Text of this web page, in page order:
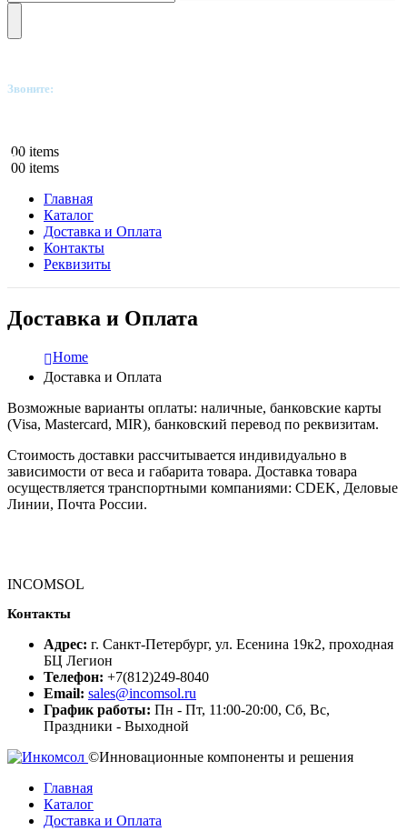
Звоните:
00 items
00 items
Главная
Каталог
Доставка и Оплата
Контакты
Реквизиты
Доставка и Оплата
Home
Доставка и Оплата
Возможные варианты оплаты: наличные, банковские карты
(Visa, Mastercard, MIR), банковский перевод по реквизитам.
Стоимость доставки рассчитывается индивидуально в
зависимости от веса и габарита товара. Доставка товара
осуществляется транспортными компаниями: CDEK, Деловые
Линии, Почта России.
INCOMSOL
Контакты
Адрес: г. Санкт-Петербург, ул. Есенина 19к2, проходная
БЦ Легион
Телефон: +7(812)249-8040
Email: sales@incomsol.ru
График работы: Пн - Пт, 11:00-20:00, Сб, Вс,
Праздники - Выходной
©Инновационные компоненты и решения
Главная
Каталог
Доставка и Оплата